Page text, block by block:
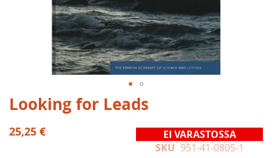
Skip
to
the
beginning
Looking for Leads
25,25 €
EI VARASTOSSA
SKU 951-41-0805-1